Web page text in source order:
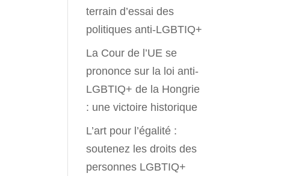
terrain d’essai des
politiques anti-LGBTIQ+
La Cour de l’UE se
prononce sur la loi anti-
LGBTIQ+ de la Hongrie
: une victoire historique
L’art pour l’égalité :
soutenez les droits des
personnes LGBTIQ+